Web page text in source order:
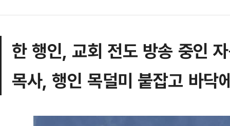
한 행인, 교회 전도 방송 중인
목사, 행인 목덜미 붙잡고 바